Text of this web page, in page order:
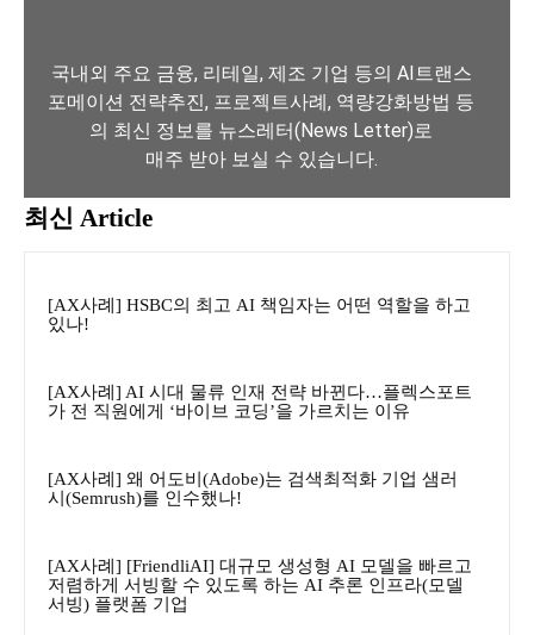
국내외 주요 금융, 리테일, 제조 기업 등의 AI트랜스
포메이션 전략추진, 프로젝트사례, 역량강화방법 등
의 최신 정보를 뉴스레터(News Letter)로
매주 받아 보실 수 있습니다.
최신 Article
[AX사례] HSBC의 최고 AI 책임자는 어떤 역할을 하고
있나!
[AX사례] AI 시대 물류 인재 전략 바뀐다…플렉스포트
가 전 직원에게 ‘바이브 코딩’을 가르치는 이유
[AX사례] 왜 어도비(Adobe)는 검색최적화 기업 샘러
시(Semrush)를 인수했나!
[AX사례] [FriendliAI] 대규모 생성형 AI 모델을 빠르고
저렴하게 서빙할 수 있도록 하는 AI 추론 인프라(모델
서빙) 플랫폼 기업